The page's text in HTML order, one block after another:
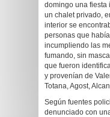
domingo una fiesta
un chalet privado,
interior se
personas que
incumpliendo las
fumando, sin
que fueron
y provenían de
Totana, Agost,
Según fuentes
denunciado con